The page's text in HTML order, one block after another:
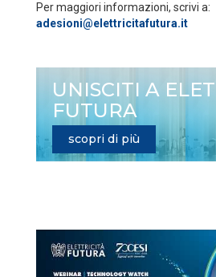
Per maggiori informazioni, scrivi a:
adesioni@elettricitafutura.it
UNISCITI A
FUTURA
scopri di più